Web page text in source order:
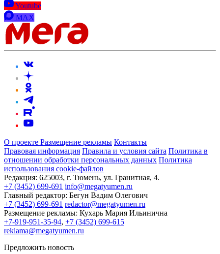
Youtube
MAX
О проекте Размещение рекламы Контакты
Правовая информация Правила и условия сайта Политика в
отношении обработки персональных данных Политика
использования cookie-файлов
Редакция: 625003, г. Тюмень, ул. Гранитная, 4.
+7 (3452) 699-691 info@megatyumen.ru
Главный редактор: Бегун Вадим Олегович
+7 (3452) 699-691 redactor@megatyumen.ru
Размещение рекламы: Кухарь Мария Ильинична
+7-919-951-35-94, +7 (3452) 699-615
reklama@megatyumen.ru
Предложить новость